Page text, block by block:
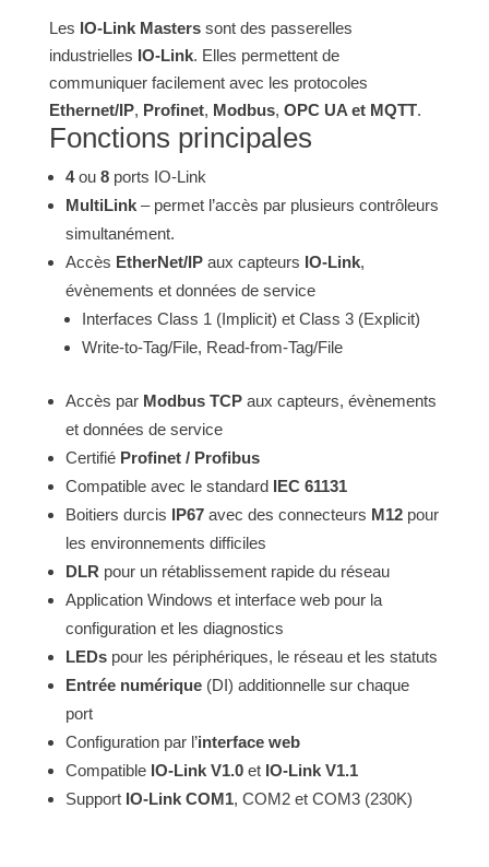
Les IO-Link Masterssont des passerelles
industrielles IO-Link. Elles permettent de
communiquer facilement avec les protocoles
Ethernet/IP, Profinet, Modbus, OPC UA et MQTT.
Fonctions principales
4ou 8ports IO-Link
MultiLink– permet l’accès par plusieurs contrôleurs
simultanément.
Accès EtherNet/IPaux capteurs IO-Link,
évènements et données de service
Interfaces Class 1 (Implicit) et Class 3 (Explicit)
Write-to-Tag/File, Read-from-Tag/File
Accès par Modbus TCPaux capteurs, évènements
et données de service
Certifié Profinet / Profibus
Compatible avec le standard IEC 61131
Boitiers durcis IP67avec des connecteurs M12pour
les environnements difficiles
DLR pour un rétablissement rapide du réseau
Application Windows et interface web pour la
configuration et les diagnostics
LEDspour les périphériques, le réseau et les statuts
Entrée numérique(DI) additionnelle sur chaque
port
Configuration par l’interface web
Compatible IO-Link V1.0et IO-Link V1.1
Support IO-Link COM1, COM2 et COM3 (230K)